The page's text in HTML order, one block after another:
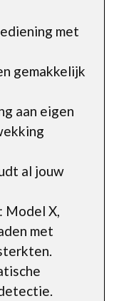
met
gemakkelijk
aan eigen
al jouw
Model X,
met